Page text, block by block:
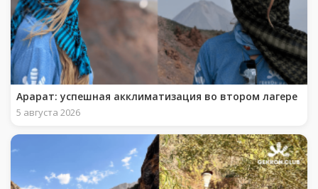
Арарат: успешная акклиматизация во втором лагере
5 августа 2026